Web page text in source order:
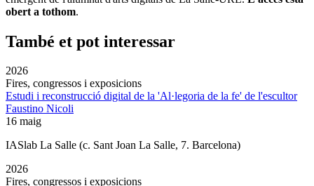
obert a tothom.
També et pot interessar
2026
Fires, congressos i exposicions
Estudi i reconstrucció digital de la 'Al·legoria de la fe' de l'escultor
Faustino Nicoli
16 maig
IASlab La Salle (c. Sant Joan La Salle, 7. Barcelona)
2026
Fires, congressos i exposicions